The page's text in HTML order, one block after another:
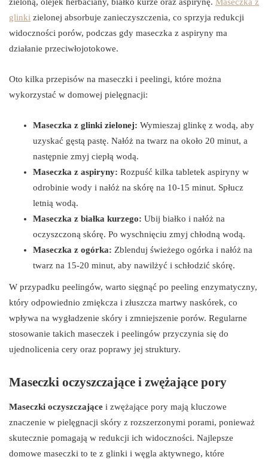
glinki zielonej absorbuje zanieczyszczenia, co sprzyja redukcji
widoczności porów, podczas gdy maseczka z aspiryny ma
działanie przeciwłojotokowe.
Oto kilka przepisów na maseczki i peelingi, które można
wykorzystać w domowej pielęgnacji:
Maseczka z glinki zielonej: Wymieszaj glinkę z wodą, aby
uzyskać gęstą pastę. Nałóż na twarz na około 20 minut, a
następnie zmyj ciepłą wodą.
Maseczka z aspiryny: Rozpuść kilka tabletek aspiryny w
odrobinie wody i nałóż na skórę na 10-15 minut. Spłucz
letnią wodą.
Maseczka z białka kurzego: Ubij białko i nałóż na
oczyszczoną skórę. Po wyschnięciu zmyj chłodną wodą.
Maseczka z ogórka: Zblenduj świeżego ogórka i nałóż na
twarz na 15-20 minut, aby nawilżyć i schłodzić skórę.
W przypadku peelingów, warto sięgnąć po peeling enzymatyczny,
który odpowiednio zmiękcza i złuszcza martwy naskórek, co
wpływa na wygładzenie skóry i zmniejszenie porów. Regularne
stosowanie takich maseczek i peelingów przyczynia się do
ujednolicenia cery oraz poprawy jej struktury.
Maseczki oczyszczające i zwężające pory
Maseczki oczyszczające i zwężające pory mają kluczowe
znaczenie w pielęgnacji skóry z rozszerzonymi porami, ponieważ
skutecznie pomagają w redukcji ich widoczności. Najlepsze
domowe maseczki to te z glinki i węgla aktywnego, które